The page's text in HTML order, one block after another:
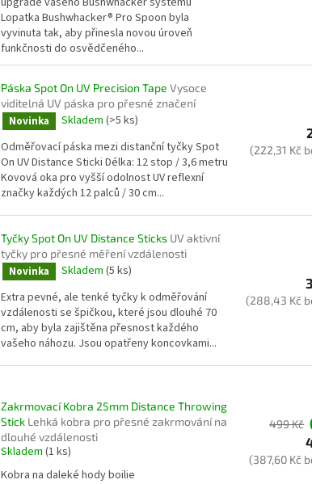
Lopatka Bushwhacker® Pro Spoon byla
vyvinuta tak, aby přinesla novou úroveň
funkčnosti do osvědčeného...
Páska Spot On UV Precision Tape Vysoce
viditelná UV páska pro přesné značení
Novinka Skladem (>5 ks)
Odměřovací páska mezi distanční tyčky Spot
On UV Distance Sticki Délka: 12 stop / 3,6 metru
Kovová oka pro vyšší odolnost UV reflexní
značky každých 12 palců / 30 cm...
(222,31 Kč
Tyčky Spot On UV Distance Sticks UV aktivní
tyčky pro přesné měření vzdálenosti
Novinka Skladem (5 ks)
Extra pevné, ale tenké tyčky k odměřování
vzdálenosti se špičkou, které jsou dlouhé 70
cm, aby byla zajištěna přesnost každého
vašeho náhozu. Jsou opatřeny koncovkami...
(288,43 Kč
Zakrmovací Kobra 25mm Distance Throwing
Stick Lehká kobra pro přesné zakrmování na
dlouhé vzdálenosti
Skladem (1 ks)
Kobra na daleké hody boilie
499 Kč
(387,60 Kč